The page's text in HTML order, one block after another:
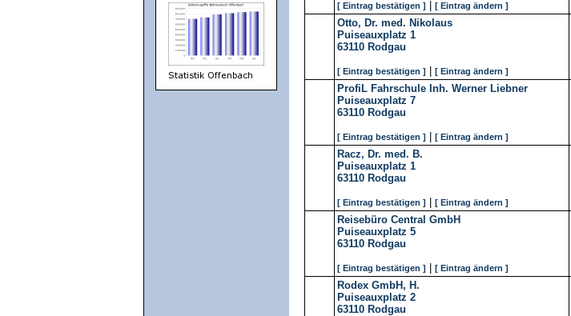
[ Eintrag bestätigen ] [ Eintrag ändern ]
Otto, Dr. med. Nikolaus
Puiseauxplatz 1
63110 Rodgau
[ Eintrag bestätigen ] [ Eintrag ändern ]
ProfiL Fahrschule Inh. Werner Liebner
Puiseauxplatz 7
63110 Rodgau
[ Eintrag bestätigen ] [ Eintrag ändern ]
Racz, Dr. med. B.
Puiseauxplatz 1
63110 Rodgau
[ Eintrag bestätigen ] [ Eintrag ändern ]
Reisebüro Central GmbH
Puiseauxplatz 5
63110 Rodgau
[ Eintrag bestätigen ] [ Eintrag ändern ]
Rodex GmbH, H.
Puiseauxplatz 2
63110 Rodgau